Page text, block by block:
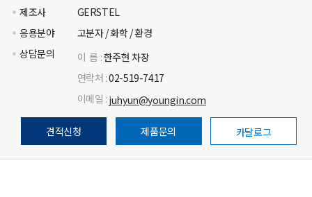
제조사
GERSTEL
응용분야
고분자 / 화학 / 환경
상담문의
이 름 :한주현 차장
연락처 :02-519-7417
이메일 : juhyun@youngin.com
견적신청 제품문의 카달로그